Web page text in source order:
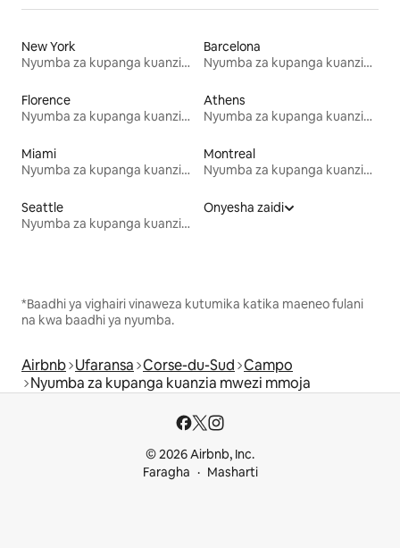
New York
Nyumba za kupanga kuanzia mwezi mmoja
Barcelona
Nyumba za kupanga kuanzia mwezi mmoja
Florence
Nyumba za kupanga kuanzia mwezi mmoja
Athens
Nyumba za kupanga kuanzia mwezi mmoja
Miami
Nyumba za kupanga kuanzia mwezi mmoja
Montreal
Nyumba za kupanga kuanzia mwezi mmoja
Seattle
Nyumba za kupanga kuanzia mwezi mmoja
Onyesha zaidi
*Baadhi ya vighairi vinaweza kutumika katika maeneo fulani
na kwa baadhi ya nyumba.
Airbnb Ufaransa Corse-du-Sud Campo
Nyumba za kupanga kuanzia mwezi mmoja
© 2026 Airbnb, Inc.
Faragha
Masharti